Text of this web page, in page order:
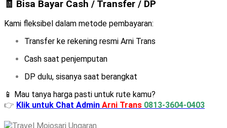
🧾 Bisa Bayar Cash / Transfer / DP
Kami fleksibel dalam metode pembayaran:
Transfer ke rekening resmi Arni Trans
Cash saat penjemputan
DP dulu, sisanya saat berangkat
📱 Mau tanya harga pasti untuk rute kamu?
👉 Klik untuk Chat Admin Arni Trans 0813-3604-0403